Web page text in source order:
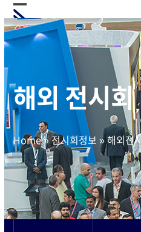
Skip
to
content
Open
mobile
Close
mobile
해외 전시회
Home»전시회정보 »해외전